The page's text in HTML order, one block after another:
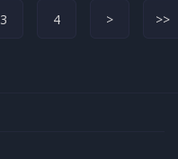
3 4 > >>